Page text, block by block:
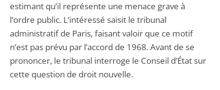
estimant qu’il représente une menace grave à
l’ordre public. L’intéressé saisit le tribunal
administratif de Paris, faisant valoir que ce motif
n’est pas prévu par l’accord de 1968. Avant de se
prononcer, le tribunal interroge le Conseil d’État sur
cette question de droit nouvelle.